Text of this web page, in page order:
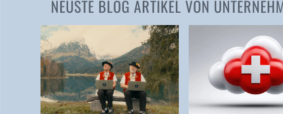
NEUSTE BLOG ARTIKEL VON